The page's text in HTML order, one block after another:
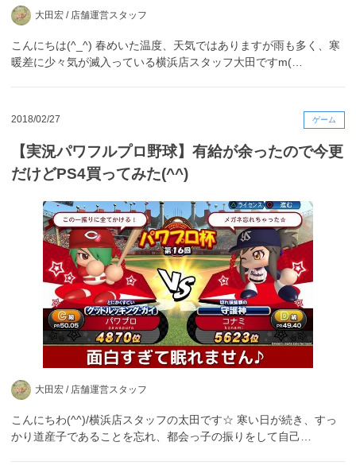
大田宏 / 店舗運営スタッフ
こんにちは(^_^) 春めいた温度、天気ではありますが雨も多く、寒
暖差に少々気が滅入っている横浜店スタッフ大田ですm(…
2018/02/27 ゲーム
【実況パワフルプロ野球】有給が余ったので今更
だけどPS4買ってみた(^^)
大田宏 / 店舗運営スタッフ
こんにちわ(^^)/横浜店スタッフの太田です☆ 寒い日が続き、すっ
かり道産子であることを忘れ、都会っ子の振りをして自己…